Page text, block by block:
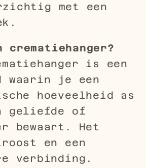
met een
crematiehanger?
is een
waarin je een
hoeveelheid as
geliefde of
bewaart. Het
en een
verbinding.